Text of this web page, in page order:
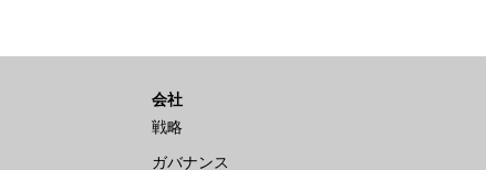
会社
戦略
ガバナンス